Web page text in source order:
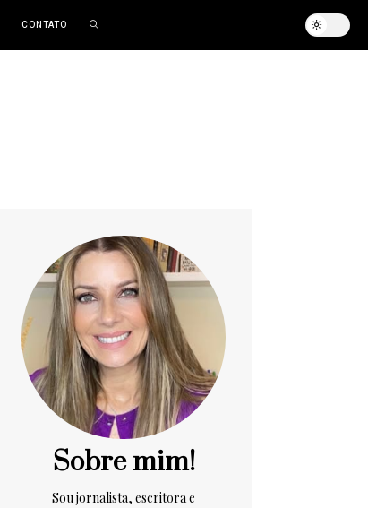
CONTATO
Sobre mim!
Sou jornalista, escritora e